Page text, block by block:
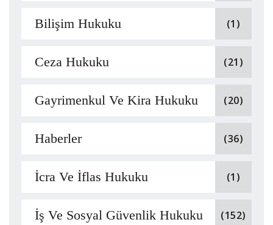
Bilişim Hukuku (1)
Ceza Hukuku (21)
Gayrimenkul Ve Kira Hukuku (20)
Haberler (36)
İcra Ve İflas Hukuku (1)
İş Ve Sosyal Güvenlik Hukuku (152)